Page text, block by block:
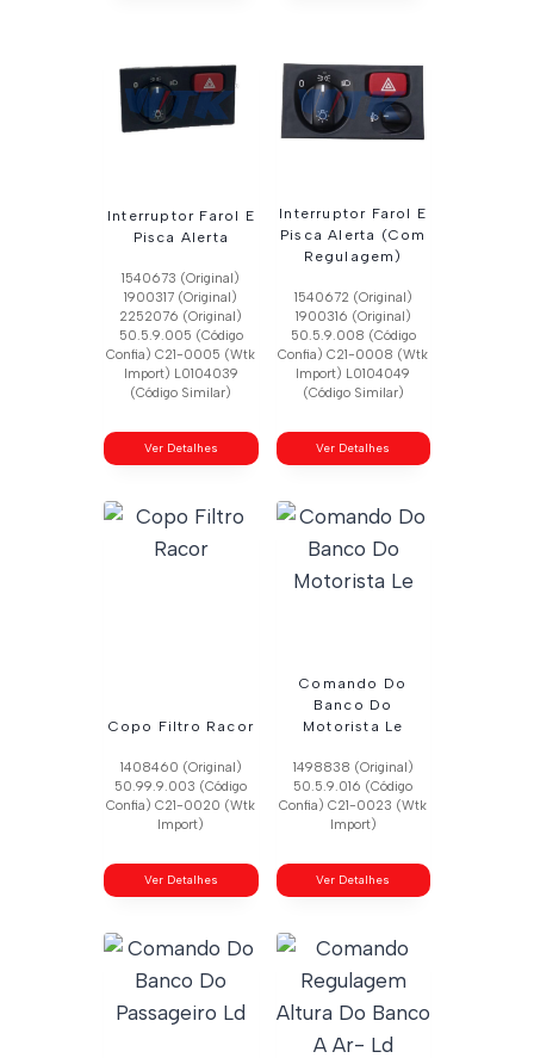
Interruptor Farol E
Pisca Alerta
1540673 (Original)
1900317 (Original)
2252076 (Original)
50.5.9.005 (Código
Confia) C21-0005 (Wtk
Import) L0104039
(Código Similar)
Ver Detalhes
Interruptor Farol E
Pisca Alerta (Com
Regulagem)
1540672 (Original)
1900316 (Original)
50.5.9.008 (Código
Confia) C21-0008 (Wtk
Import) L0104049
(Código Similar)
Ver Detalhes
Copo Filtro Racor
1408460 (Original)
50.99.9.003 (Código
Confia) C21-0020 (Wtk
Import)
Ver Detalhes
Comando Do
Banco Do
Motorista Le
1498838 (Original)
50.5.9.016 (Código
Confia) C21-0023 (Wtk
Import)
Ver Detalhes